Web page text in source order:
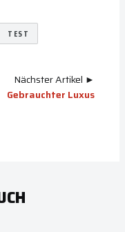
TEST
Nächster Artikel ►
Gebrauchter Luxus